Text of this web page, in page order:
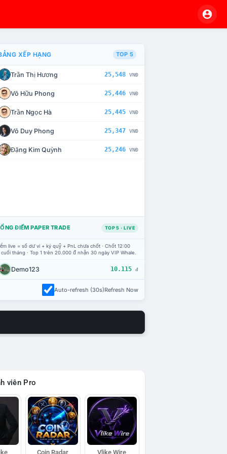
CHẾ TÀI XỬ LÝ VI PHẠM
XẾP HẠNG TOP 5
Trần Thị Hương 25,548 VNĐ
Võ Hữu Phong 25,446 VNĐ
Trần Ngọc Hà 25,445 VNĐ
Võ Duy Phong 25,347 VNĐ
Đặng Kim Quỳnh 25,246 VNĐ
ĐIỂM PAPER TRADE TOP 5 · LIVE
live = số dư ví + ký quỹ + PnL chưa chốt · Chốt 12:00
tháng · Top 1 trên 20.000 đ nhận 30 ngày VIP Whale.
Demo123 10.115 đ
Auto-refresh (30s)Refresh Now
viên Pro
Coin Radar Vlike Wire